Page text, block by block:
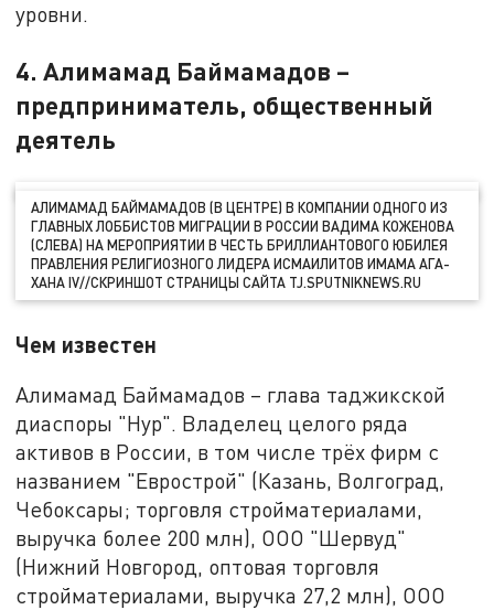
уровни.
4. Алимамад Баймамадов –
предприниматель, общественный
деятель
АЛИМАМАД БАЙМАМАДОВ (В ЦЕНТРЕ) В КОМПАНИИ ОДНОГО ИЗ
ГЛАВНЫХ ЛОББИСТОВ МИГРАЦИИ В РОССИИ ВАДИМА КОЖЕНОВА
(СЛЕВА) НА МЕРОПРИЯТИИ В ЧЕСТЬ БРИЛЛИАНТОВОГО ЮБИЛЕЯ
ПРАВЛЕНИЯ РЕЛИГИОЗНОГО ЛИДЕРА ИСМАИЛИТОВ ИМАМА АГА-
ХАНА IV//СКРИНШОТ СТРАНИЦЫ САЙТА TJ.SPUTNIKNEWS.RU
Чем известен
Алимамад Баймамадов – глава таджикской
диаспоры "Нур". Владелец целого ряда
активов в России, в том числе трёх фирм с
названием "Еврострой" (Казань, Волгоград,
Чебоксары; торговля стройматериалами,
выручка более 200 млн), ООО "Шервуд"
(Нижний Новгород, оптовая торговля
стройматериалами, выручка 27,2 млн), ООО